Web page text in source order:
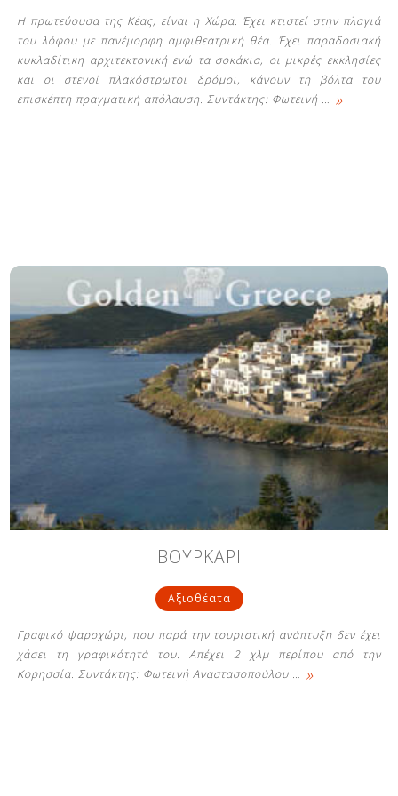
Η πρωτεύουσα της Κέας, είναι η Χώρα. Έχει κτιστεί στην πλαγιά
του λόφου με πανέμορφη αμφιθεατρική θέα. Έχει παραδοσιακή
κυκλαδίτικη αρχιτεκτονική ενώ τα σοκάκια, οι μικρές εκκλησίες
και οι στενοί πλακόστρωτοι δρόμοι, κάνουν τη βόλτα του
επισκέπτη πραγματική απόλαυση. Συντάκτης: Φωτεινή … »
ΒΟΥΡΚΑΡΙ
Αξιοθέατα
Γραφικό ψαροχώρι, που παρά την τουριστική ανάπτυξη δεν έχει
χάσει τη γραφικότητά του. Απέχει 2 χλμ περίπου από την
Κορησσία. Συντάκτης: Φωτεινή Αναστασοπούλου … »